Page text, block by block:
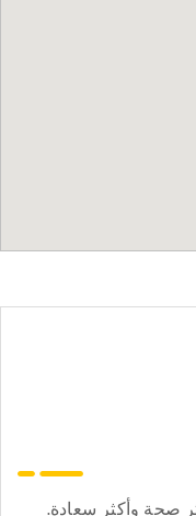
صحة وأكثر سعادة.